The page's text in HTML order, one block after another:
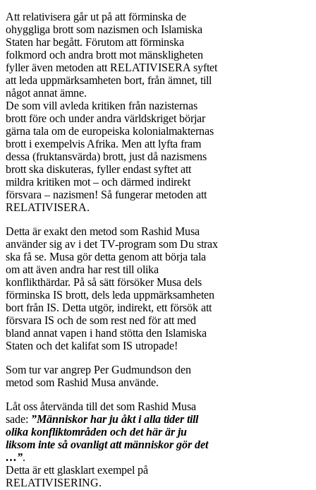
Att relativisera går ut på att förminska de
ohyggliga brott som nazismen och Islamiska
Staten har begått. Förutom att förminska
folkmord och andra brott mot mänskligheten
fyller även metoden att RELATIVISERA syftet
att leda uppmärksamheten bort, från ämnet, till
något annat ämne.
De som vill avleda kritiken från nazisternas
brott före och under andra världskriget börjar
gärna tala om de europeiska kolonialmakternas
brott i exempelvis Afrika. Men att lyfta fram
dessa (fruktansvärda) brott, just då nazismens
brott ska diskuteras, fyller endast syftet att
mildra kritiken mot – och därmed indirekt
försvara – nazismen! Så fungerar metoden att
RELATIVISERA.
Detta är exakt den metod som Rashid Musa
använder sig av i det TV-program som Du strax
ska få se. Musa gör detta genom att börja tala
om att även andra har rest till olika
konflikthärdar. På så sätt försöker Musa dels
förminska IS brott, dels leda uppmärksamheten
bort från IS. Detta utgör, indirekt, ett försök att
försvara IS och de som rest ned för att med
bland annat vapen i hand stötta den Islamiska
Staten och det kalifat som IS utropade!
Som tur var angrep Per Gudmundson den
metod som Rashid Musa använde.
Låt oss återvända till det som Rashid Musa
sade: ”Människor har ju åkt i alla tider till
olika konfliktområden och det här är ju
liksom inte så ovanligt att människor gör det
…”.
Detta är ett glasklart exempel på
RELATIVISERING.